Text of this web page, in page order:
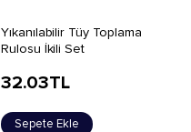
Yıkanılabilir Tüy Toplama
Rulosu İkili Set
32.03TL
Sepete Ekle